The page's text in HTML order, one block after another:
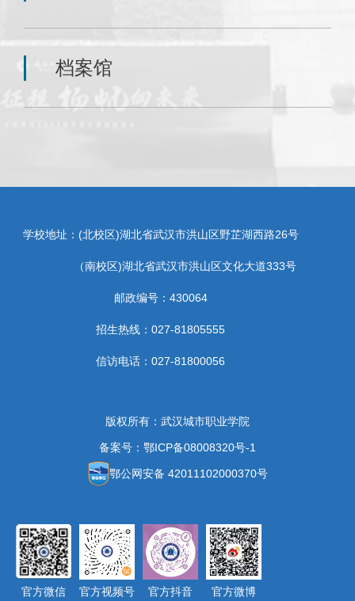
档案馆
学校地址：(北校区)湖北省武汉市洪山区野芷湖西路26号
（南校区)湖北省武汉市洪山区文化大道333号
邮政编号：430064
招生热线：027-81805555
信访电话：027-81800056
版权所有：武汉城市职业学院
备案号：鄂ICP备08008320号-1
鄂公网安备 42011102000370号
官方微信 官方视频号 官方抖音 官方微博